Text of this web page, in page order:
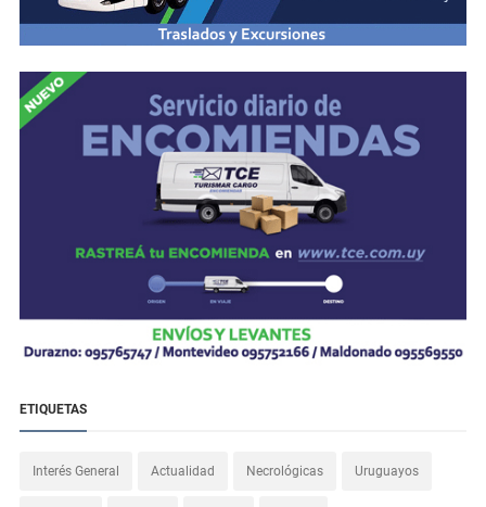
ETIQUETAS
Interés General Actualidad Necrológicas Uruguayos